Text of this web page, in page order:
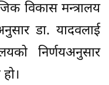
विकास मन्त्रालय
डा. यादवलाई
निर्णयअनुसार